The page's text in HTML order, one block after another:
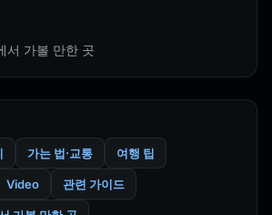
서 가볼 만한 곳
가는 법·교통 여행 팁
Video 관련 가이드